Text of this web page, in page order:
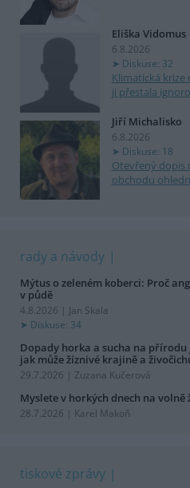
Eliška Vidomus
6.8.2026
Diskuse: 32
Klimatická krize
ji přestala
Jiří Michalisko
6.8.2026
Diskuse: 18
Otevřený dopis
obchodu
rady a návody
Mýtus o zeleném koberci: Proč
v půdě
4.8.2026 | Jan Skala
Diskuse: 34
Dopady horka a sucha na přírodu
jak může žíznivé krajině a
29.7.2026 | Zuzana Kučerová
Myslete v horkých dnech na
28.7.2026 | Karel Makoň
tiskové zprávy